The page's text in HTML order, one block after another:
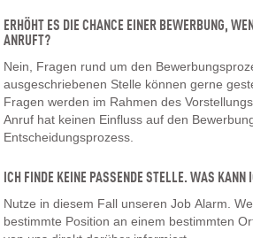
ERHÖHT ES DIE CHANCE EINER BEWERBUNG,
ANRUFT?
Nein, Fragen rund um den
ausgeschriebenen Stelle können gerne
Fragen werden im Rahmen des
Anruf hat keinen Einfluss auf den
Entscheidungsprozess.
ICH FINDE KEINE PASSENDE STELLE. WAS KANN
Nutze in diesem Fall unseren Job Alarm.
bestimmte Position an einem bestimmten